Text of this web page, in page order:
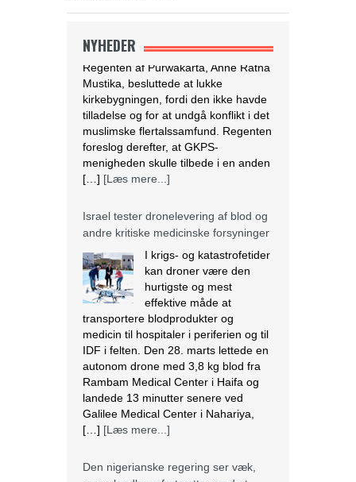
NYHEDER
Israel tester dronelevering af blod og
andre kritiske medicinske forsyninger
I krigs- og katastrofetider
kan droner være den
hurtigste og mest
effektive måde at
transportere blodprodukter og
autonom drone med 3,8 kg blod fra
Rambam Medical Center i Haifa og
landede 13 minutter senere ved
Galilee Medical Center i Nahariya,
[…][Læs mere...]
Den nigerianske regering ser væk,
mens landbrug fortsætter med at
blive ødelagt
Massiv ødelæggelse af landbrug er
blevet det nye normal i mange
samfund i Plateau State, der ligger i
den nordcentrale region i Nigeria. I
Lokalbefolkningen beskriver det som